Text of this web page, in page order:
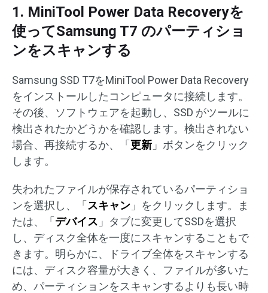
1. MiniTool Power Data Recoveryを
使ってSamsung T7 のパーティショ
ンをスキャンする
Samsung SSD T7をMiniTool Power Data Recovery
をインストールしたコンピュータに接続します。
その後、ソフトウェアを起動し、SSD がツールに
検出されたかどうかを確認します。検出されない
場合、再接続するか、「 更新 」ボタンをクリック
します。
失われたファイルが保存されているパーティショ
ンを選択し、「 スキャン 」をクリックします。ま
たは、「 デバイス 」タブに変更してSSDを選択
し、ディスク全体を一度にスキャンすることもで
きます。明らかに、ドライブ全体をスキャンする
には、ディスク容量が大きく、ファイルが多いた
め、パーティションをスキャンするよりも長い時